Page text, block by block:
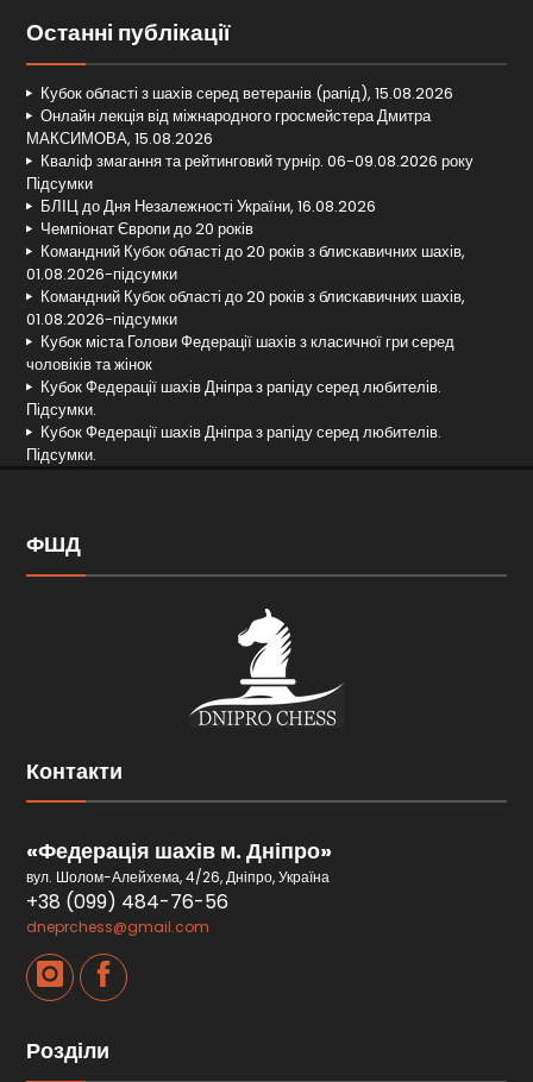
Останні публікації
Кубок області з шахів серед ветеранів (рапід), 15.08.2026
Онлайн лекція від міжнародного гросмейстера Дмитра
МАКСИМОВА, 15.08.2026
Кваліф змагання та рейтинговий турнір. 06-09.08.2026 року
Підсумки
БЛІЦ до Дня Незалежності України, 16.08.2026
Чемпіонат Європи до 20 років
Командний Кубок області до 20 років з блискавичних шахів,
01.08.2026-підсумки
Командний Кубок області до 20 років з блискавичних шахів,
01.08.2026-підсумки
Кубок міста Голови Федерації шахів з класичної гри серед
чоловіків та жінок
Кубок Федерації шахів Дніпра з рапіду серед любителів.
Підсумки.
Кубок Федерації шахів Дніпра з рапіду серед любителів.
Підсумки.
ФШД
Контакти
«Федерація шахів м. Дніпро»
вул. Шолом-Алейхема, 4/26, Дніпро, Україна
+38 (099) 484-76-56
dneprchess@gmail.com
Розділи